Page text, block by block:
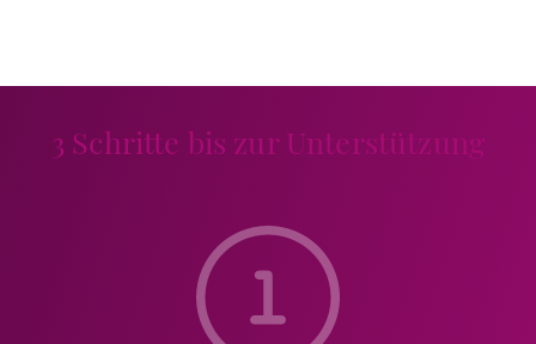
3 Schritte bis zur Unterstützung